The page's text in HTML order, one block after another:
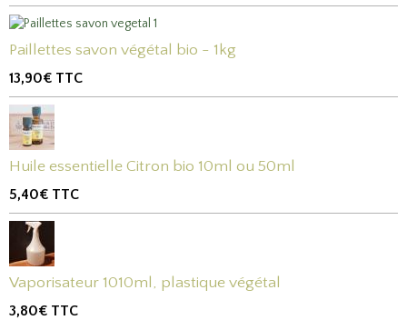
Paillettes savon végétal bio - 1kg
13,90€ TTC
Huile essentielle Citron bio 10ml ou 50ml
5,40€ TTC
Vaporisateur 1010ml, plastique végétal
3,80€ TTC